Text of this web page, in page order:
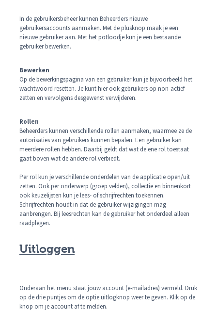
In de gebruikersbeheer kunnen Beheerders nieuwe
gebruikersaccounts aanmaken. Met de plusknop maak je een
nieuwe gebruiker aan. Met het potloodje kun je een bestaande
gebruiker bewerken.
Bewerken
Op de bewerkingspagina van een gebruiker kun je bijvoorbeeld het
wachtwoord resetten. Je kunt hier ook gebruikers op non-actief
zetten en vervolgens desgewenst verwijderen.
Rollen
Beheerders kunnen verschillende rollen aanmaken, waarmee ze de
autorisaties van gebruikers kunnen bepalen. Een gebruiker kan
meerdere rollen hebben. Daarbij geldt dat wat de ene rol toestaat
gaat boven wat de andere rol verbiedt.
Per rol kun je verschillende onderdelen van de applicatie open/uit
zetten. Ook per onderwerp (groep velden), collectie en binnenkort
ook keuzelijsten kun je lees- of schrijfrechten toekennen.
Schrijfrechten houdt in dat de gebruiker wijzigingen mag
aanbrengen. Bij leesrechten kan de gebruiker het onderdeel alleen
raadplegen.
Uitloggen
Onderaan het menu staat jouw account (e-mailadres) vermeld. Druk
op de drie puntjes om de optie uitlogknop weer te geven. Klik op de
knop om je account af te melden.